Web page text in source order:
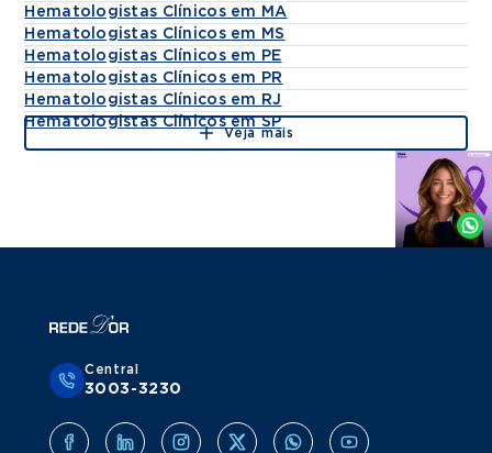
Hematologistas Clínicos em MA
Hematologistas Clínicos em MS
Hematologistas Clínicos em PE
Hematologistas Clínicos em PR
Hematologistas Clínicos em RJ
Hematologistas Clínicos em SP
Veja mais
Agende
Whatsapp
Central
3003-3230